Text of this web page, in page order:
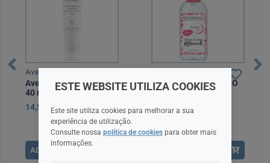
Avene
Avene Cicalfate+ Creme
40 ml
14,50EUR
ADICIONAR
Bioderm Sensibio H2O
Água Micelar 850 ml
26,90EUR
ESTE WEBSITE UTILIZA COOKIES
Este site utiliza cookies para melhorar a sua
experiência de utilização.
Consulte nossa política de cookies para obter mais
informações.